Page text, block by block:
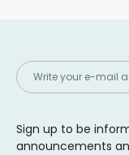
Sign up to be
announcements